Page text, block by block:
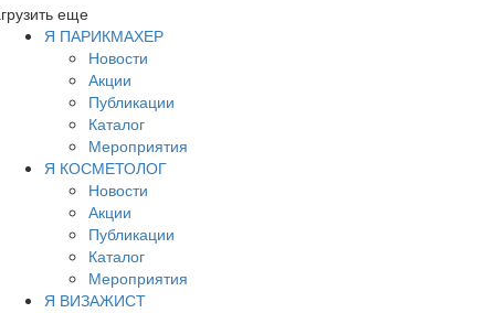
еще
Я ПАРИКМАХЕР
Новости
Акции
Публикации
Каталог
Мероприятия
Я КОСМЕТОЛОГ
Новости
Акции
Публикации
Каталог
Мероприятия
Я ВИЗАЖИСТ